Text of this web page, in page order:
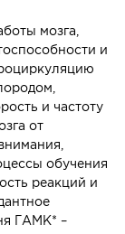
мозга,
и
и частоту
от
обучения
реакций и
ГАМК* –